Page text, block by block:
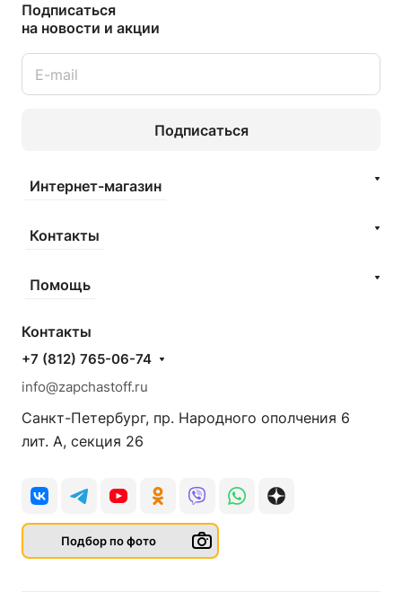
Подписаться
на новости и акции
Подписаться
Интернет-магазин
Контакты
Помощь
Контакты
+7 (812) 765-06-74
info@zapchastoff.ru
Санкт-Петербург, пр. Народного ополчения 6
лит. А, секция 26
Подбор по фото